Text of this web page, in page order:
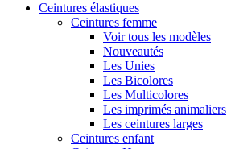
Ceintures élastiques
Ceintures femme
Voir tous les modèles
Nouveautés
Les Unies
Les Bicolores
Les Multicolores
Les imprimés animaliers
Les ceintures larges
Ceintures enfant